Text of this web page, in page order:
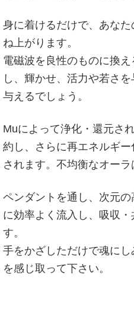
身に着けるだけで、あな
ね上がります。
電磁波を良性のものに換
し、輝かせ、活力や若さ
与えるでしょう。
Muによって浄化・還元さ
約し、さらに再エネルギ
されます。不均衡なオーラ
ペンダントを通し、次元
に効率よく流入し、吸収
す。
手をかざしただけで魂に
を感じ取って下さい。